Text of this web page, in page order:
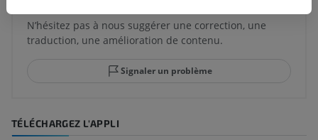
N’hésitez pas à nous suggérer une correction, une
traduction, une amélioration de contenu.
Signaler un problème
TÉLÉCHARGEZ L'APPLI